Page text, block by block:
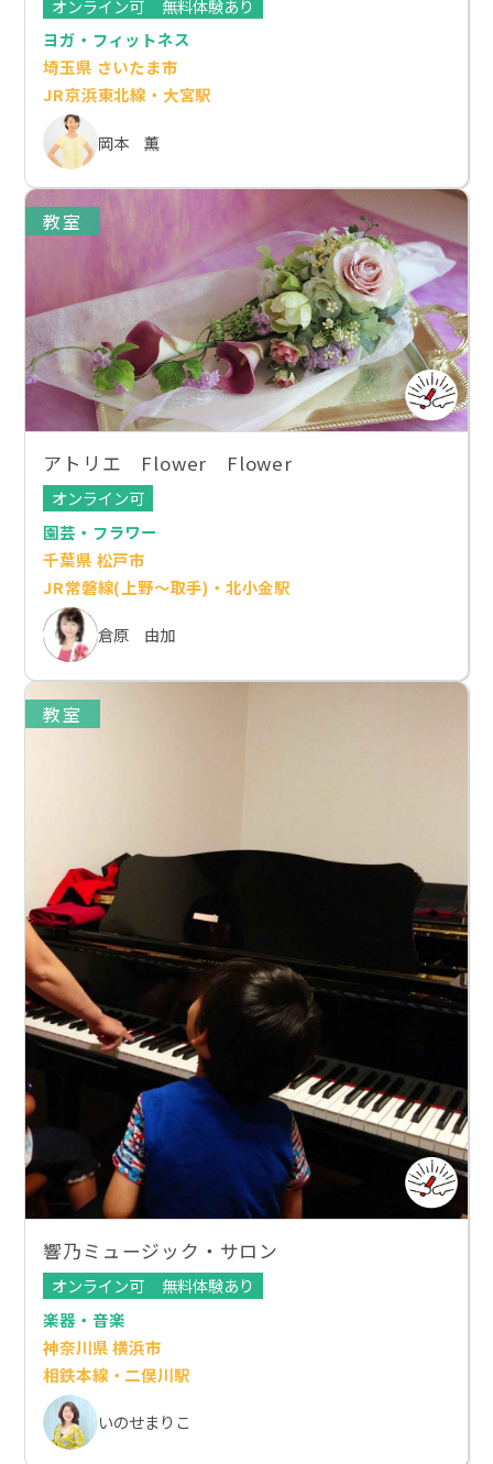
オンライン可
無料体験あり
ヨガ・フィットネス
埼玉県 さいたま市
JR京浜東北線・大宮駅
岡本 薫
教室
アトリエ Flower Flower
オンライン可
園芸・フラワー
千葉県 松戸市
JR常磐線(上野～取手)・北小金駅
倉原 由加
教室
響乃ミュージック・サロン
オンライン可
無料体験あり
楽器・音楽
神奈川県 横浜市
相鉄本線・二俣川駅
いのせまりこ